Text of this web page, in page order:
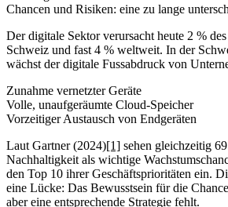
Chancen und Risiken: eine zu lange
Der digitale Sektor verursacht heute 2 %
Schweiz und fast 4 % weltweit. In der
wächst der digitale Fussabdruck von
Zunahme vernetzter Geräte
Volle, unaufgeräumte Cloud-Speicher
Vorzeitiger Austausch von Endgeräten
Laut Gartner (2024)[1] sehen gleichzeitig
Nachhaltigkeit als wichtige
den Top 10 ihrer Geschäftsprioritäten ein.
eine Lücke: Das Bewusstsein für die
aber eine entsprechende Strategie fehlt.